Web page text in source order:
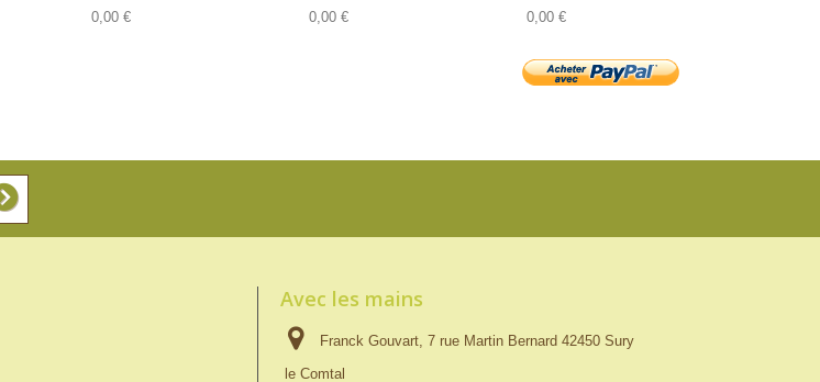
0,00 €
0,00 €
0,00 €
Avec les mains
Franck Gouvart, 7 rue Martin Bernard 42450 Sury
le Comtal